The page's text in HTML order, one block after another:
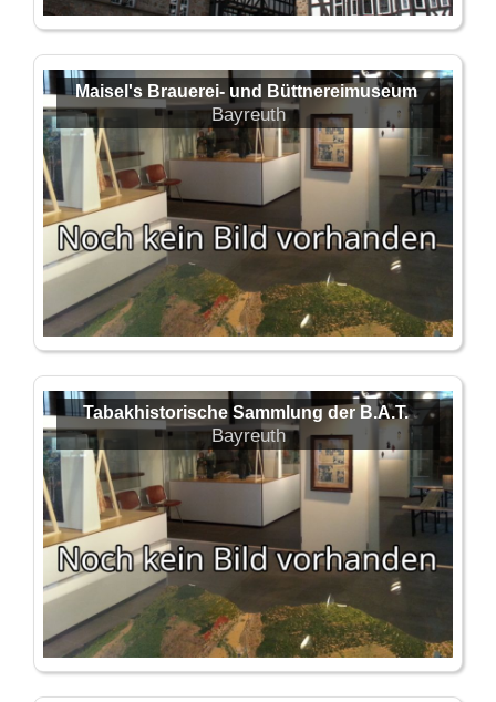
Maisel's Brauerei- und Büttnereimuseum
Bayreuth
Tabakhistorische Sammlung der B.A.T.
Bayreuth